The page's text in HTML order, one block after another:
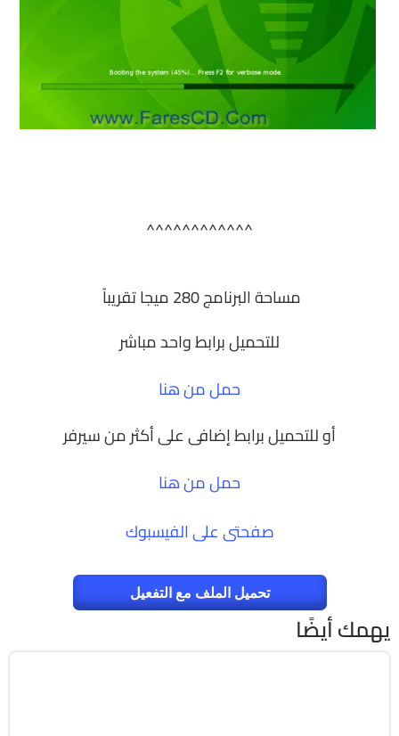
^^^^^^^^^^^^
مساحة البرنامج 280 ميجا تقريباً
للتحميل برابط واحد مباشر
حمل من هنا
أو للتحميل برابط إضافى على أكثر من سيرفر
حمل من هنا
صفحتى على الفيسبوك
تحميل الملف مع التفعيل
يهمك أيضًا